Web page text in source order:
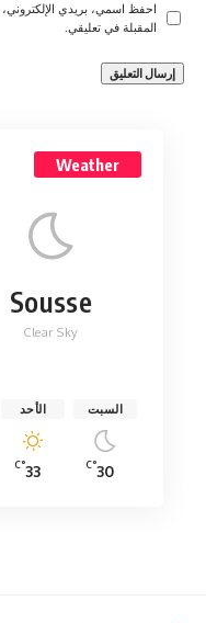
احفظ اسمي، بريدي الإلكتروني،
المقبلة في تعليقي.
Weather
Sousse
Clear Sky
السبت
30
°C
الأحد
33
°C